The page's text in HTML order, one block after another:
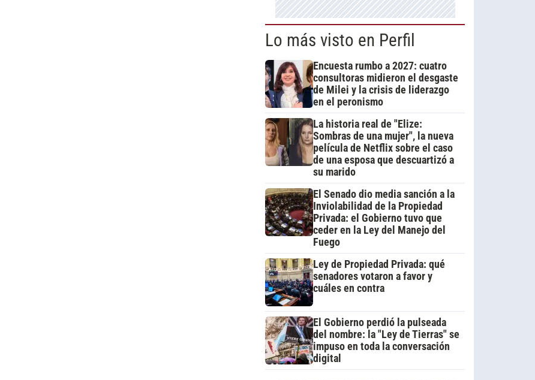
Lo más visto en Perfil
Encuesta rumbo a 2027: cuatro
consultoras midieron el desgaste
de Milei y la crisis de liderazgo
en el peronismo
La historia real de "Elize:
Sombras de una mujer", la nueva
película de Netflix sobre el caso
de una esposa que descuartizó a
su marido
El Senado dio media sanción a la
Inviolabilidad de la Propiedad
Privada: el Gobierno tuvo que
ceder en la Ley del Manejo del
Fuego
Ley de Propiedad Privada: qué
senadores votaron a favor y
cuáles en contra
El Gobierno perdió la pulseada
del nombre: la "Ley de Tierras" se
impuso en toda la conversación
digital